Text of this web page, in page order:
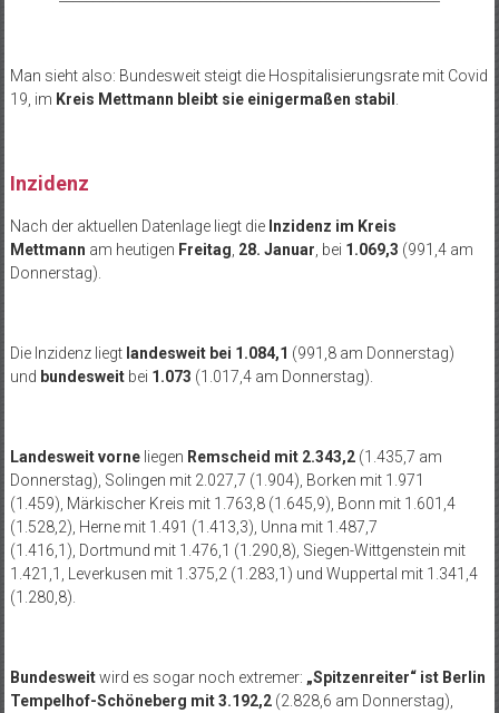
Man sieht also: Bundesweit steigt die Hospitalisierungsrate mit Covid
19, im Kreis Mettmann bleibt sie einigermaßen stabil
Inzidenz
Nach der aktuellen Datenlage liegt die Inzidenz im Kreis
Mettmann am heutigen Freitag 28. Januar , bei 1.069,3 (991,4 am
Donnerstag).
Die Inzidenz liegtlandesweit bei 1.084,1 (991,8 am Donnerstag)
und bundesweitbei 1.073 (1.017,4 am Donnerstag).
Landesweitvorneliegen Remscheid mit 2.343,2(1.435,7 am
Donnerstag), Solingen mit 2.027,7 (1.904), Borken mit 1.971
(1.459), Märkischer Kreis mit 1.763,8 (1.645,9), Bonn mit 1.601,4
(1.528,2), Herne mit 1.491 (1.413,3), Unna mit 1.487,7
(1.416,1), Dortmund mit 1.476,1 (1.290,8), Siegen-Wittgenstein mit
1.421,1, Leverkusen mit 1.375,2 (1.283,1) und Wuppertal mit 1.341,4
(1.280,8).
Bundesweitwird es sogar noch extremer: „Spitzenreiter“ ist Berlin
Tempelhof-Schöneberg mit 3.192,2 (2.828,6 am Donnerstag),